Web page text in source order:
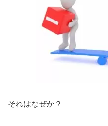
それはなぜか？